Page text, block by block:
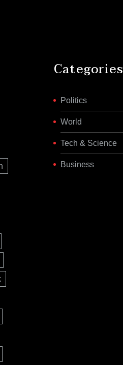
Categories
Politics
World
Tech & Science
Business